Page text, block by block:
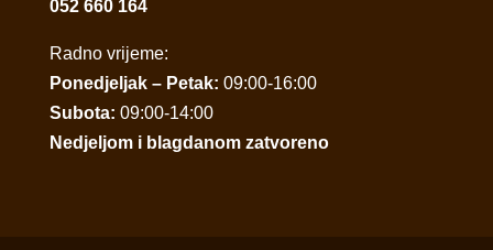
052 660 164
Radno vrijeme:
Ponedjeljak – Petak: 09:00-16:00
Subota: 09:00-14:00
Nedjeljom i blagdanom zatvoreno